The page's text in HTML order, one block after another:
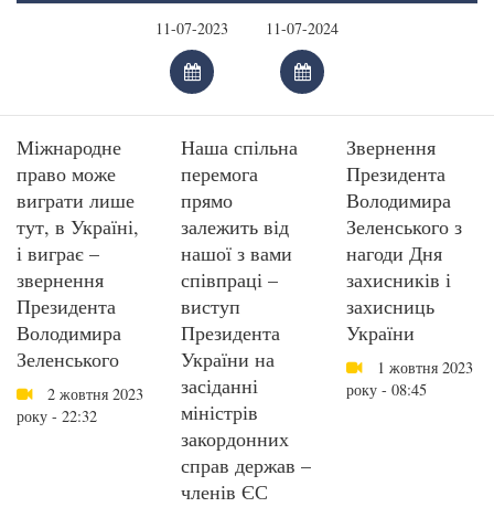
Міжнародне
право може
виграти лише
тут, в Україні,
і виграє –
звернення
Президента
Володимира
Зеленського
2 жовтня 2023
року - 22:32
Наша спільна
перемога
прямо
залежить від
нашої з вами
співпраці –
виступ
Президента
України на
засіданні
міністрів
закордонних
справ держав –
членів ЄС
Звернення
Президента
Володимира
Зеленського з
нагоди Дня
захисників і
захисниць
України
1 жовтня 2023
року - 08:45